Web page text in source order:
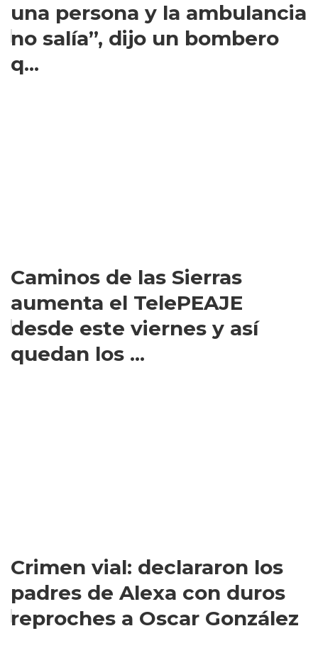
una persona y la ambulancia
no salía”, dijo un bombero
q...
Caminos de las Sierras
aumenta el TelePEAJE
desde este viernes y así
quedan los ...
Crimen vial: declararon los
padres de Alexa con duros
reproches a Oscar González